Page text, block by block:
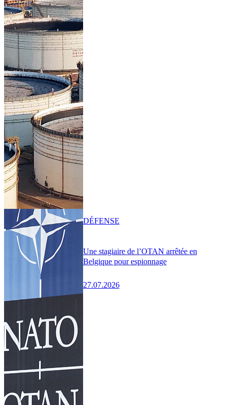
Une stagiaire de l’OTAN arrêtée en
Belgique pour espionnage
27.07.2026
DÉFENSE